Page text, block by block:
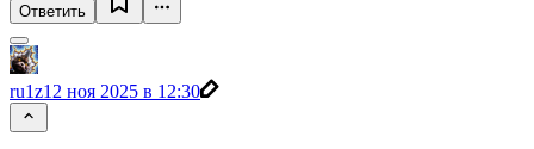
Ответить
ru1z12 ноя 2025 в 12:30